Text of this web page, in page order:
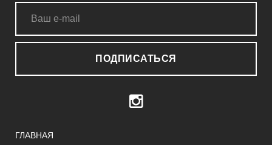
ПОДПИСАТЬСЯ
ГЛАВНАЯ